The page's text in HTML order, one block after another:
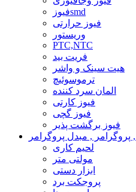
فیوزsmd
فیوز حرارتی
وریستور
PTC,NTC
فریت بید
هیت سینک و واشر
ترموسوئیچ
المان سرد کننده
فیوز کارتی
فیوز گچی
فیوز برگشت پذیر
لحیم کاری
مولتی متر
ابزار دستی
پروجکت برد